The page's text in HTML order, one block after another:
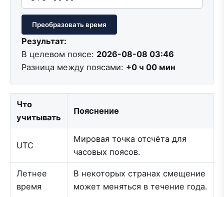
Преобразовать время
Результат:
В целевом поясе: 2026-08-08 03:46
Разница между поясами: +0 ч 00 мин
Что
учитывать
Пояснение
UTC
Мировая точка отсчёта для
часовых поясов.
Летнее
время
В некоторых странах смещение
может меняться в течение года.